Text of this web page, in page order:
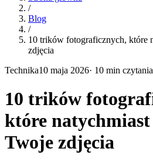
/
Blog
/
10 trików fotograficznych, które
zdjęcia
Technika10 maja 2026· 10 min czytania
10 trików
które
Twoje zdjęcia